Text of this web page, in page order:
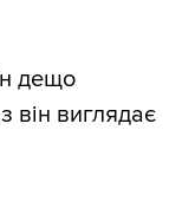
дещо
він виглядає